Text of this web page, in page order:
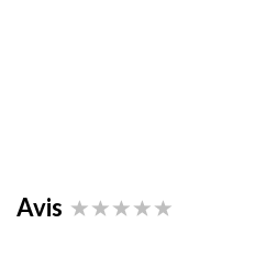
Avis